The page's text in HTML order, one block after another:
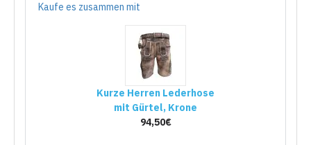
Kaufe es zusammen mit
Kurze Herren Lederhose
mit Gürtel, Krone
94,50€